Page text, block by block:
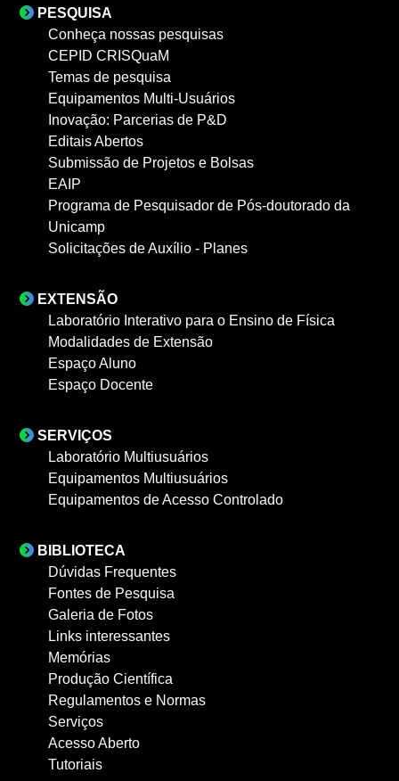
PESQUISA
Conheça nossas pesquisas
CEPID CRISQuaM
Temas de pesquisa
Equipamentos Multi-Usuários
Inovação: Parcerias de P&D
Editais Abertos
Submissão de Projetos e Bolsas
EAIP
Programa de Pesquisador de Pós-doutorado da
Unicamp
Solicitações de Auxílio - Planes
EXTENSÃO
Laboratório Interativo para o Ensino de Física
Modalidades de Extensão
Espaço Aluno
Espaço Docente
SERVIÇOS
Laboratório Multiusuários
Equipamentos Multiusuários
Equipamentos de Acesso Controlado
BIBLIOTECA
Dúvidas Frequentes
Fontes de Pesquisa
Galeria de Fotos
Links interessantes
Memórias
Produção Científica
Regulamentos e Normas
Serviços
Acesso Aberto
Tutoriais